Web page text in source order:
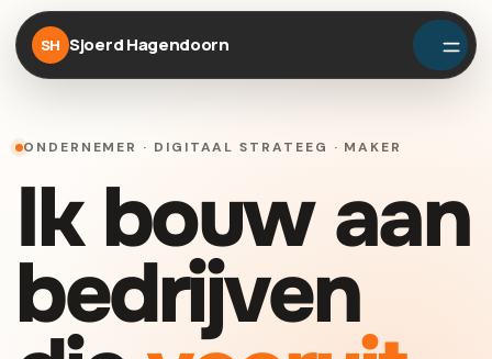
SH Sjoerd Hagendoorn
ONDERNEMER · DIGITAAL STRATEEG · MAKER
Ik bouw aan
bedrijven